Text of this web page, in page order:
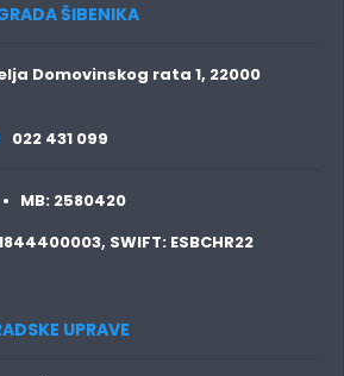
ŠIBENIKA
Domovinskog rata 1, 22000
022 431 099
MB: 2580420
SWIFT: ESBCHR22
UPRAVE